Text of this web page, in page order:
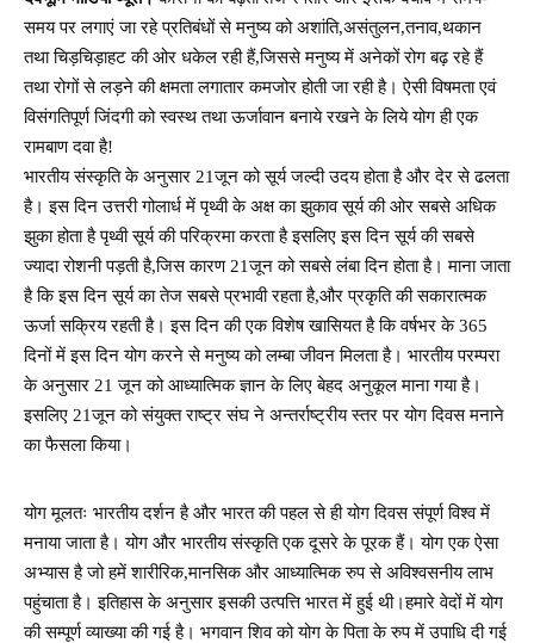
समय पर लगाएं जा रहे प्रतिबंधों से मनुष्य को अशांति,असंतुलन,तनाव,थकान
तथा चिड़चिड़ाहट की ओर धकेल रही हैं,जिससे मनुष्य में अनेकों रोग बढ़ रहे हैं
तथा रोगों से लड़ने की क्षमता लगातार कमजोर होती जा रही है। ऐसी विषमता एवं
विसंगतिपूर्ण जिंदगी को स्वस्थ तथा ऊर्जावान बनाये रखने के लिये योग ही एक
रामबाण दवा है!
भारतीय संस्कृति के अनुसार 21जून को सूर्य जल्दी उदय होता है और देर से ढलता
है। इस दिन उत्तरी गोलार्ध में पृथ्वी के अक्ष का झुकाव सूर्य की ओर सबसे अधिक
झुका होता है पृथ्वी सूर्य की परिक्रमा करता है इसलिए इस दिन सूर्य की सबसे
ज्यादा रोशनी पड़ती है,जिस कारण 21जून को सबसे लंबा दिन होता है। माना जाता
है कि इस दिन सूर्य का तेज सबसे प्रभावी रहता है,और प्रकृति की सकारात्मक
ऊर्जा सक्रिय रहती है। इस दिन की एक विशेष खासियत है कि वर्षभर के 365
दिनों में इस दिन योग करने से मनुष्य को लम्बा जीवन मिलता है। भारतीय परम्परा
के अनुसार 21 जून को आध्यात्मिक ज्ञान के लिए बेहद अनुकूल माना गया है।
इसलिए 21जून को संयुक्त राष्ट्र संघ ने अन्तर्राष्ट्रीय स्तर पर योग दिवस मनाने
का फैसला किया।
योग मूलतः भारतीय दर्शन है और भारत की पहल से ही योग दिवस संपूर्ण विश्व में
मनाया जाता है। योग और भारतीय संस्कृति एक दूसरे के पूरक हैं। योग एक ऐसा
अभ्यास है जो हमें शारीरिक,मानसिक और आध्यात्मिक रुप से अविश्वसनीय लाभ
पहुंचाता है। इतिहास के अनुसार इसकी उत्पत्ति भारत में हुई थी।हमारे वेदों में योग
की सम्पूर्ण व्याख्या की गई है। भगवान शिव को योग के पिता के रुप में उपाधि दी गई